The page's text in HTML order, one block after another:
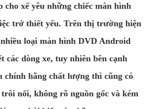
cho xế yêu những chiếc màn hình
trở thiết yếu. Trên thị trường hiện
loại màn hình DVD Android
các dòng xe, tuy nhiên bên cạnh
chính hãng chất lượng thì cũng có
nổi, không rõ nguồn gốc và kém